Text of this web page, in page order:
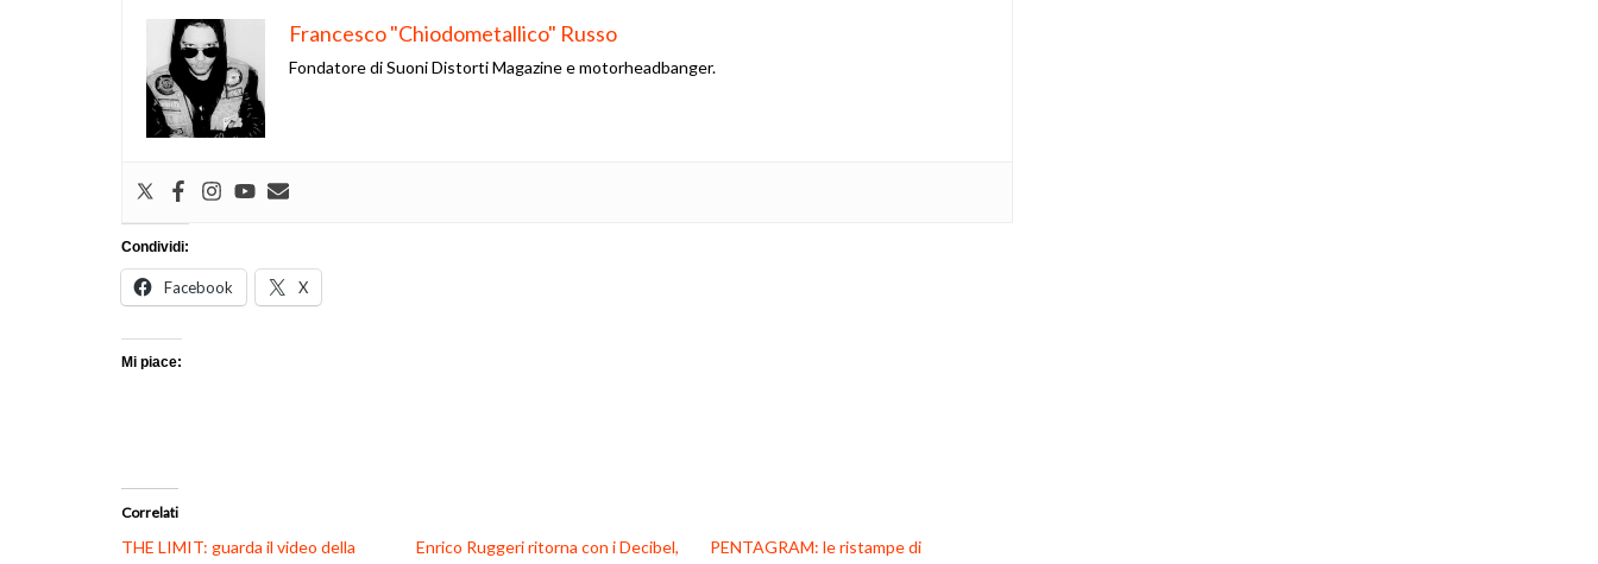
Francesco "Chiodometallico" Russo
Fondatore di Suoni Distorti Magazine e motorheadbanger.
Condividi:
Facebook X
Mi piace:
Correlati
THE LIMIT: guarda il video della
Enrico Ruggeri ritorna con i Decibel,
PENTAGRAM: le ristampe di